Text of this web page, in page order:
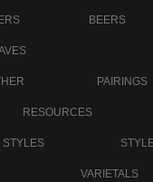
BEERS
PAIRINGS
RESOURCES
STYLES
VARIETALS